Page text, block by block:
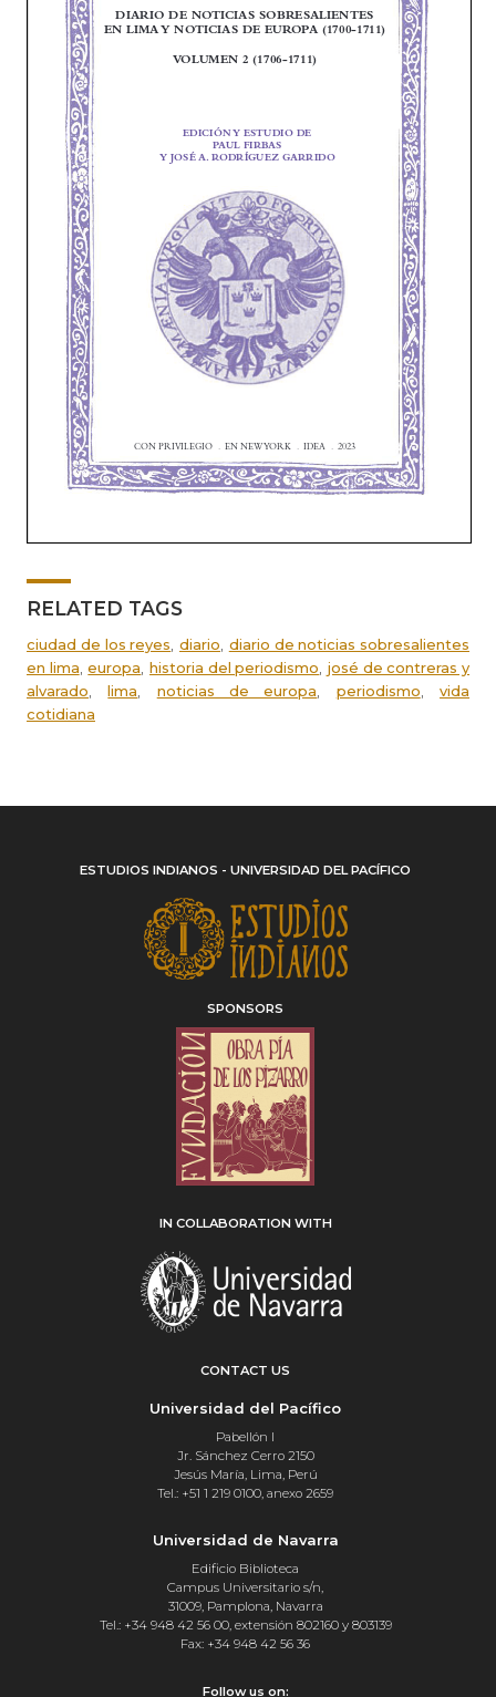
RELATED TAGS
ciudad de los reyes, diario, diario de noticias sobresalientes
en lima,europa,historia del periodismo,josé de contreras y
alvarado,lima, noticias de europa, periodismo,vida
cotidiana
ESTUDIOS INDIANOS - UNIVERSIDAD DEL PACÍFICO
SPONSORS
IN COLLABORATION WITH
CONTACT US
Universidad del Pacífico
Pabellón I
Jr. Sánchez Cerro 2150
Jesús María, Lima, Perú
Tel.: +51 1 219 0100, anexo 2659
Universidad de Navarra
Edificio Biblioteca
Campus Universitario s/n,
31009, Pamplona, Navarra
Tel.: +34 948 42 56 00, extensión 802160 y 803139
Fax: +34 948 42 56 36
Follow us on: